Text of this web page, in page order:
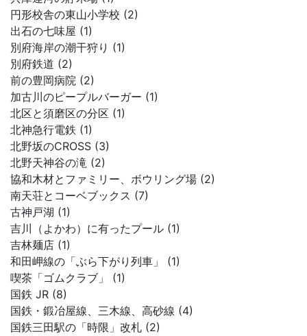
円形校舎の東山小学校 (2)
出石の七味屋 (1)
別府海岸の潮干狩り (1)
別府鉄道 (2)
前の豊岡病院 (2)
加古川のピープルバーガー (1)
北区と須磨区の分区 (1)
北神急行電鉄 (1)
北野坂のCROSS (3)
北野天神谷の滝 (2)
協和木材とファミリー、ボウリング場 (2)
南天荘とコーベブックス (7)
古神戸湖 (1)
吉川（よかわ）に有ったプール (1)
吉林麺店 (1)
和田岬線の「ぶら下がり列車」 (1)
喫茶「ゴムクラブ」 (1)
国鉄 JR (8)
国鉄・鍛冶屋線、三木線、高砂線 (4)
国鉄三田駅の「時限」改札 (2)